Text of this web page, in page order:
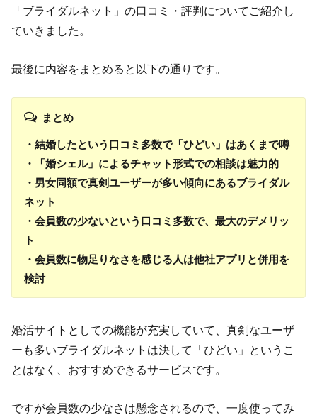
「ブライダルネット」の口コミ・評判についてご紹介し
ていきました。
最後に内容をまとめると以下の通りです。
まとめ
・結婚したという口コミ多数で「ひどい」はあくまで噂
・「婚シェル」によるチャット形式での相談は魅力的
・男女同額で真剣ユーザーが多い傾向にあるブライダル
ネット
・会員数の少ないという口コミ多数で、最大のデメリッ
ト
・会員数に物足りなさを感じる人は他社アプリと併用を
検討
婚活サイトとしての機能が充実していて、真剣なユーザ
ーも多いブライダルネットは決して「ひどい」というこ
とはなく、おすすめできるサービスです。
ですが会員数の少なさは懸念されるので、一度使ってみ